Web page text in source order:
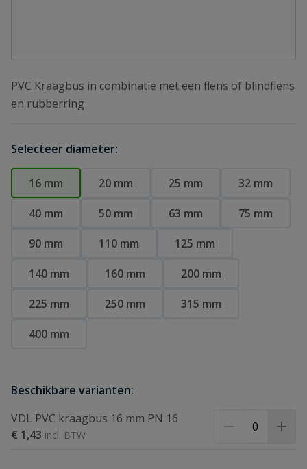
PVC Kraagbus in combinatie met een flens of blindflens
en rubberring
Selecteer diameter:
16 mm 20 mm 25 mm
32 mm
40 mm
50 mm 63 mm
75 mm
90 mm
110 mm
125 mm
140 mm
160 mm
200 mm
225 mm
250 mm
315 mm
400 mm
Beschikbare varianten:
VDL PVC kraagbus 16 mm PN 16
€ 1,43